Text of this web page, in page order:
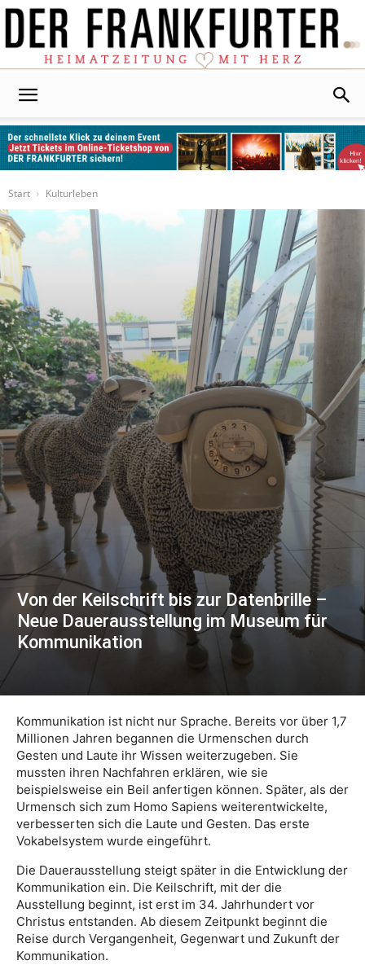
Start
Kulturleben
Von der Keilschrift bis zur Datenbrille –
Neue Dauerausstellung im Museum für
Kommunikation
Kommunikation ist nicht nur Sprache. Bereits vor über 1,7
Millionen Jahren begannen die Urmenschen durch
Gesten und Laute ihr Wissen weiterzugeben. Sie
mussten ihren Nachfahren erklären, wie sie
beispielsweise ein Beil anfertigen können. Später, als der
Urmensch sich zum Homo Sapiens weiterentwickelte,
verbesserten sich die Laute und Gesten. Das erste
Vokabelsystem wurde eingeführt.
Die Dauerausstellung steigt später in die Entwicklung der
Kommunikation ein. Die Keilschrift, mit der die
Ausstellung beginnt, ist erst im 34. Jahrhundert vor
Christus entstanden. Ab diesem Zeitpunkt beginnt die
Reise durch Vergangenheit, Gegenwart und Zukunft der
Kommunikation.